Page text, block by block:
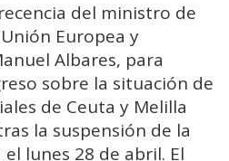
del ministro de
Europea y
Albares, para
sobre la situación de
de Ceuta y Melilla
la suspensión de la
lunes 28 de abril. El